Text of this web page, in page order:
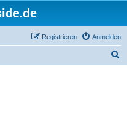
Anmelden
Registrieren